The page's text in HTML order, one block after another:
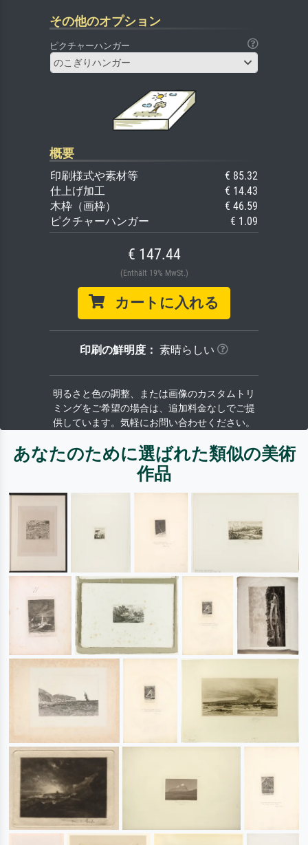
その他のオプション
ピクチャーハンガー
のこぎりハンガー
概要
印刷様式や素材等
€ 85.32
仕上げ加工
€ 14.43
木枠（画枠）
€ 46.59
ピクチャーハンガー
€ 1.09
€ 147.44
(Enthält 19% MwSt.)
カートに入れる
印刷の鮮明度： 素晴らしい
明るさと色の調整、または画像のカスタムトリ
ミングをご希望の場合は、追加料金なしでご提
供しています。気軽にお問い合わせください。
あなたのために選ばれた類似の美術
作品